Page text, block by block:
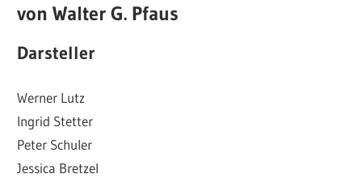
von Walter G. Pfaus
Darsteller
Werner Lutz
Ingrid Stetter
Peter Schuler
Jessica Bretzel